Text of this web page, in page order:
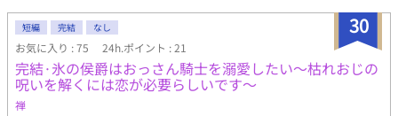
30
短編 完結 なし
お気に入り : 75 24h.ポイント : 21
完結·氷の侯爵はおっさん騎士を溺愛したい〜枯れおじの
呪いを解くには恋が必要らしいです～
禅